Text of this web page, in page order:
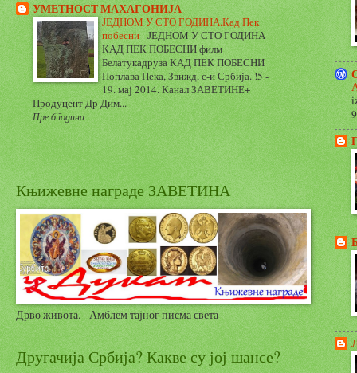
УМЕТНОСТ МАХАГОНИЈА
ЈЕДНОМ У СТО ГОДИНА.Кад Пек
побесни-ЈЕДНОМ У СТО ГОДИНА
КАД ПЕК ПОБЕСНИ филм
Белатукадруза КАД ПЕК ПОБЕСНИ
Поплава Пека, Звижд, с-и Србија. !5 -
19. мај 2014. Канал ЗАВЕТИНЕ+
Продуцент Др Дим...
Пре 6 година
Књижевне награде ЗАВЕТИНА
Дрво живота. - Амблем тајног писма света
Другачија Србија? Какве су јој шансе?